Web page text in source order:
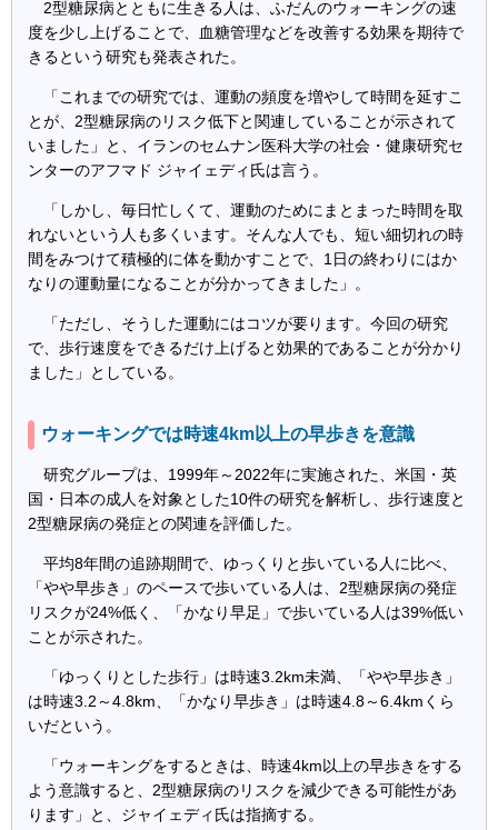
2型糖尿病とともに生きる人は、ふだんのウォーキングの速
度を少し上げることで、血糖管理などを改善する効果を期待で
きるという研究も発表された。
「これまでの研究では、運動の頻度を増やして時間を延すこ
とが、2型糖尿病のリスク低下と関連していることが示されて
いました」と、イランのセムナン医科大学の社会・健康研究セ
ンターのアフマド ジャイェディ氏は言う。
「しかし、毎日忙しくて、運動のためにまとまった時間を取
れないという人も多くいます。そんな人でも、短い細切れの時
間をみつけて積極的に体を動かすことで、1日の終わりにはか
なりの運動量になることが分かってきました」。
「ただし、そうした運動にはコツが要ります。今回の研究
で、歩行速度をできるだけ上げると効果的であることが分かり
ました」としている。
ウォーキングでは時速4km以上の早歩きを意識
研究グループは、1999年～2022年に実施された、米国・英
国・日本の成人を対象とした10件の研究を解析し、歩行速度と
2型糖尿病の発症との関連を評価した。
平均8年間の追跡期間で、ゆっくりと歩いている人に比べ、
「やや早歩き」のペースで歩いている人は、2型糖尿病の発症
リスクが24%低く、「かなり早足」で歩いている人は39%低い
ことが示された。
「ゆっくりとした歩行」は時速3.2km未満、「やや早歩き」
は時速3.2～4.8km、「かなり早歩き」は時速4.8～6.4kmくら
いだという。
「ウォーキングをするときは、時速4km以上の早歩きをする
よう意識すると、2型糖尿病のリスクを減少できる可能性があ
ります」と、ジャイェディ氏は指摘する。